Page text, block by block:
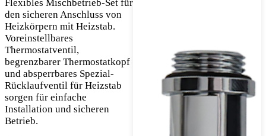
Flexibles Mischbetrieb-Set für
den sicheren Anschluss von
Heizkörpern mit Heizstab.
Voreinstellbares
Thermostatventil,
begrenzbarer Thermostatkopf
und absperrbares Spezial-
Rücklaufventil für Heizstab
sorgen für einfache
Installation und sicheren
Betrieb.